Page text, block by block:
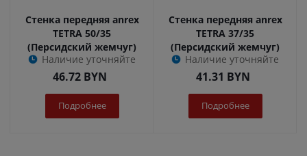
Стенка передняя anrex
TETRA 50/35
(Персидский жемчуг)
Наличие уточняйте
46.72BYN
Подробнее
Стенка передняя anrex
TETRA 37/35
(Персидский жемчуг)
Наличие уточняйте
41.31 BYN
Подробнее